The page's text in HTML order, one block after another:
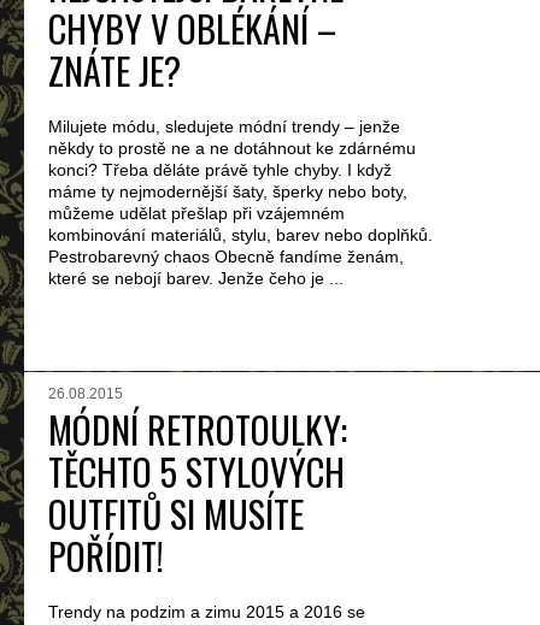
CHYBY V OBLÉKÁNÍ –
ZNÁTE JE?
Milujete módu, sledujete módní trendy – jenže
někdy to prostě ne a ne dotáhnout ke zdárnému
konci? Třeba děláte právě tyhle chyby. I když
máme ty nejmodernější šaty, šperky nebo boty,
můžeme udělat přešlap při vzájemném
kombinování materiálů, stylu, barev nebo doplňků.
Pestrobarevný chaos Obecně fandíme ženám,
které se nebojí barev. Jenže čeho je ...
26.08.2015
MÓDNÍ RETROTOULKY:
TĚCHTO 5 STYLOVÝCH
OUTFITŮ SI MUSÍTE
POŘÍDIT!
Trendy na podzim a zimu 2015 a 2016 se